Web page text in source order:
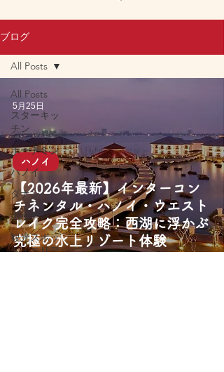
ブログ
All Posts
スターキッ
チン
ホーチミン
ハノイ
ダナン
ホイアン
観光スポッ
ト・エリア
All Posts
【2026年最新】インターコン
チネンタル・ハノイ・ウエスト
レイク完全攻略：西湖に浮かぶ
究極の水上リゾート体験
ハノイ
5月25日